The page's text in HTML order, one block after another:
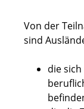
Von der
sind
die